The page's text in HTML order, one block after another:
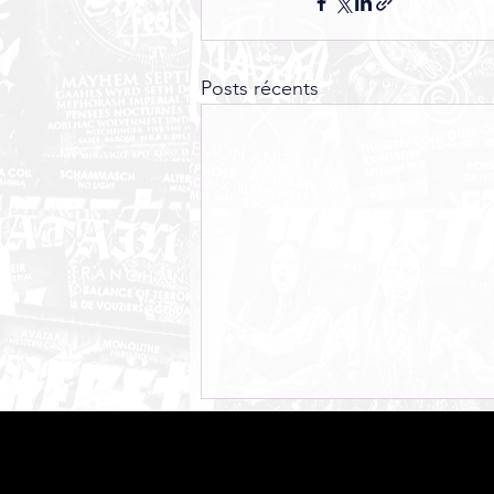
Posts récents